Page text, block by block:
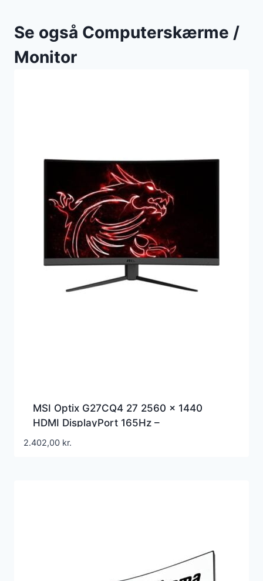
Se også Computerskærme /
Monitor
MSI Optix G27CQ4 27 2560 x 1440
HDMI DisplayPort 165Hz –
OPTIXG27CQ4
2.402,00 kr.